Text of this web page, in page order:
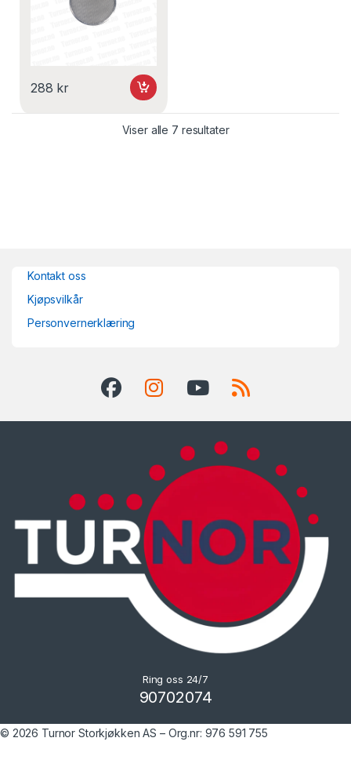
288 kr
Viser alle 7 resultater
Kontakt oss
Kjøpsvilkår
Personvernerklæring
Ring oss 24/7
90702074
© 2026 Turnor Storkjøkken AS – Org.nr: 976 591 755